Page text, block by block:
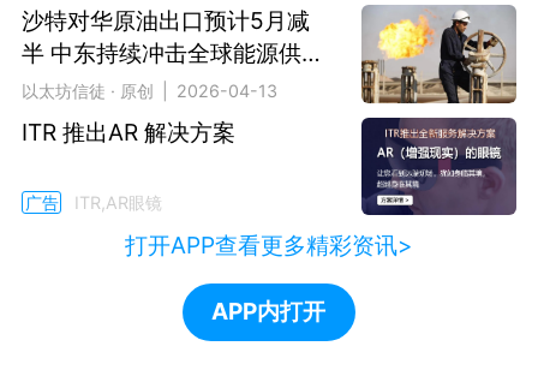
沙特对华原油出口预计5月减
半 中东持续冲击全球能源供应
链
以太坊信徒 · 原创 | 2026-04-13
ITR 推出AR 解决方案
广告 ITR,AR眼镜
打开APP查看更多精彩资讯>
APP内打开